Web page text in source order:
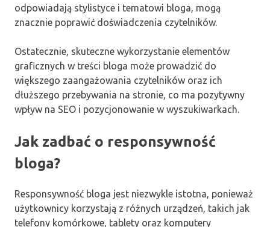
odpowiadają stylistyce i tematowi bloga, mogą
znacznie poprawić doświadczenia czytelników.
Ostatecznie, skuteczne wykorzystanie elementów
graficznych w treści bloga może prowadzić do
większego zaangażowania czytelników oraz ich
dłuższego przebywania na stronie, co ma pozytywny
wpływ na SEO i pozycjonowanie w wyszukiwarkach.
Jak zadbać o responsywność
bloga?
Responsywność bloga jest niezwykle istotna, ponieważ
użytkownicy korzystają z różnych urządzeń, takich jak
telefony komórkowe, tablety oraz komputery